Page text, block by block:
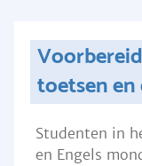
toetsen
Studenten in
en Engels